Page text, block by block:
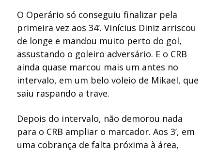
O Operário só conseguiu finalizar pela
primeira vez aos 34’. Vinícius Diniz arriscou
de longe e mandou muito perto do gol,
assustando o goleiro adversário. E o CRB
ainda quase marcou mais um antes no
intervalo, em um belo voleio de Mikael, que
saiu raspando a trave.
Depois do intervalo, não demorou nada
para o CRB ampliar o marcador. Aos 3’, em
uma cobrança de falta próxima à área,